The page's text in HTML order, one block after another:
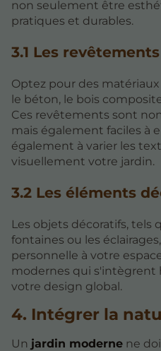
non seulement être
pratiques et durables.
3.1 Les
Optez pour des
le béton, le bois
Ces revêtements sont
mais également faciles à
également à varier les
visuellement votre jardin.
3.2 Les éléments
Les objets décoratifs, tels
fontaines ou les
personnelle à votre
modernes qui s'intègrent
votre design global.
4. Intégrer la
Un jardin moderne ne